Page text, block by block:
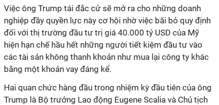
Việc ông Trump tái đắc cử sẽ mở ra cho những doanh
nghiệp đầy quyền lực này cơ hội nhờ việc bãi bỏ quy định
đối với thị trường đầu tư trị giá 40.000 tỷ USD của Mỹ
hiện hạn chế hầu hết những người tiết kiệm đầu tư vào
các tài sản không thanh khoản như mua lại công ty khác
bằng một khoản vay đáng kể.
Hai quan chức hàng đầu trong nhiệm kỳ đầu tiên của ông
Trump là Bộ trưởng Lao động Eugene Scalia và Chủ tịch